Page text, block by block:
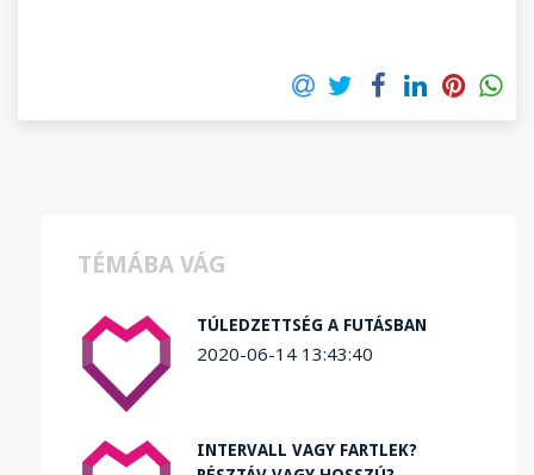
TÉMÁBA VÁG
TÚLEDZETTSÉG A FUTÁSBAN
2020-06-14 13:43:40
INTERVALL VAGY FARTLEK?